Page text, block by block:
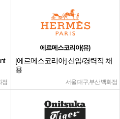
점
에르메스코리아(유)
[에르메스코리아] 신입/경력직 채
용
서울,대구,부산 백화점